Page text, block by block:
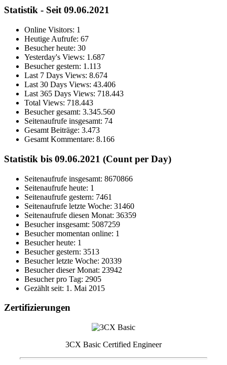
Statistik - Seit 09.06.2021
Online Visitors: 1
Heutige Aufrufe: 67
Besucher heute: 30
Yesterday's Views: 1.687
Besucher gestern: 1.113
Last 7 Days Views: 8.674
Last 30 Days Views: 43.406
Last 365 Days Views: 718.443
Total Views: 718.443
Besucher gesamt: 3.345.560
Seitenaufrufe insgesamt: 74
Gesamt Beiträge: 3.473
Gesamt Kommentare: 8.166
Statistik bis 09.06.2021 (Count per Day)
Seitenaufrufe insgesamt: 8670866
Seitenaufrufe heute: 1
Seitenaufrufe gestern: 7461
Seitenaufrufe letzte Woche: 31460
Seitenaufrufe diesen Monat: 36359
Besucher insgesamt: 5087259
Besucher momentan online: 1
Besucher heute: 1
Besucher gestern: 3513
Besucher letzte Woche: 20339
Besucher dieser Monat: 23942
Besucher pro Tag: 2905
Gezählt seit: 1. Mai 2015
Zertifizierungen
3CX Basic Certified Engineer